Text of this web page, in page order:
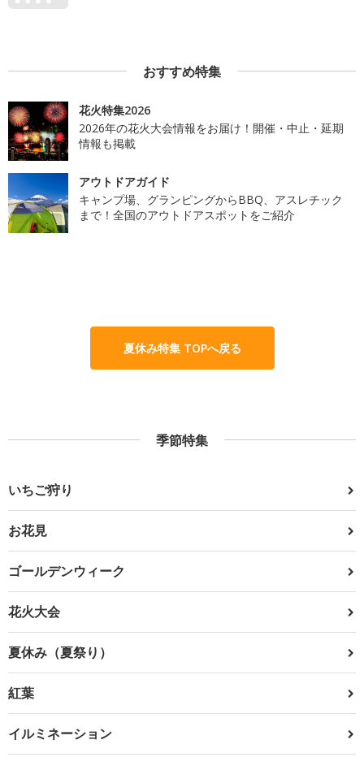
おすすめ特集
花火特集2026
2026年の花火大会情報をお届け！開催・中止・延期
情報も掲載
アウトドアガイド
キャンプ場、グランピングからBBQ、アスレチック
まで！全国のアウトドアスポットをご紹介
夏休み特集 TOPへ戻る
季節特集
いちご狩り
お花見
ゴールデンウィーク
花火大会
夏休み（夏祭り）
紅葉
イルミネーション